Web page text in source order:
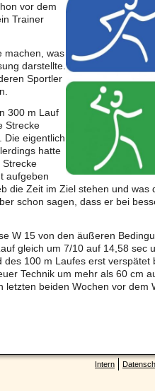
vor dem
Trainer
machen, was
darstellte.
Sportler
300 m Lauf
Strecke
Die eigentlich
hatte
Strecke
aufgeben
die Zeit im Ziel stehen und was
schon sagen, dass er bei
W 15 von den äußeren
gleich um 7/10 auf 14,58 sec
100 m Laufes erst verspätet
Technik um mehr als 60 cm
beiden Wochen vor dem
Intern